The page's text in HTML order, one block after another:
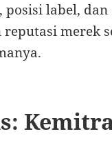
posisi label,
merek